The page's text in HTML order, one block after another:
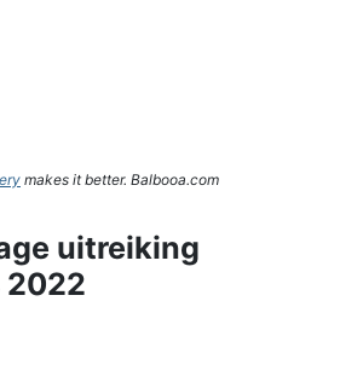
makes it better. Balbooa.com
uitreiking
2022